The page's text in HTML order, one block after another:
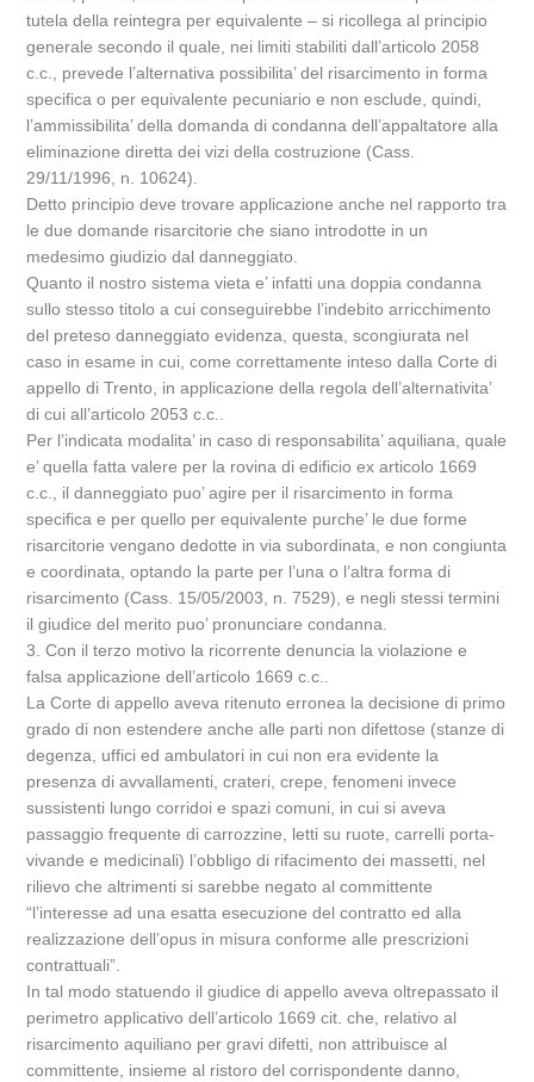
tutela della reintegra per equivalente – si ricollega al principio
generale secondo il quale, nei limiti stabiliti dall’articolo 2058
c.c., prevede l’alternativa possibilita’ del risarcimento in forma
specifica o per equivalente pecuniario e non esclude, quindi,
l’ammissibilita’ della domanda di condanna dell’appaltatore alla
eliminazione diretta dei vizi della costruzione (Cass.
29/11/1996, n. 10624).
Detto principio deve trovare applicazione anche nel rapporto tra
le due domande risarcitorie che siano introdotte in un
medesimo giudizio dal danneggiato.
Quanto il nostro sistema vieta e’ infatti una doppia condanna
sullo stesso titolo a cui conseguirebbe l’indebito arricchimento
del preteso danneggiato evidenza, questa, scongiurata nel
caso in esame in cui, come correttamente inteso dalla Corte di
appello di Trento, in applicazione della regola dell’alternativita’
di cui all’articolo 2053 c.c..
Per l’indicata modalita’ in caso di responsabilita’ aquiliana, quale
e’ quella fatta valere per la rovina di edificio ex articolo 1669
c.c., il danneggiato puo’ agire per il risarcimento in forma
specifica e per quello per equivalente purche’ le due forme
risarcitorie vengano dedotte in via subordinata, e non congiunta
e coordinata, optando la parte per l’una o l’altra forma di
risarcimento (Cass. 15/05/2003, n. 7529), e negli stessi termini
il giudice del merito puo’ pronunciare condanna.
3. Con il terzo motivo la ricorrente denuncia la violazione e
falsa applicazione dell’articolo 1669 c.c..
La Corte di appello aveva ritenuto erronea la decisione di primo
grado di non estendere anche alle parti non difettose (stanze di
degenza, uffici ed ambulatori in cui non era evidente la
presenza di avvallamenti, crateri, crepe, fenomeni invece
sussistenti lungo corridoi e spazi comuni, in cui si aveva
passaggio frequente di carrozzine, letti su ruote, carrelli porta-
vivande e medicinali) l’obbligo di rifacimento dei massetti, nel
rilievo che altrimenti si sarebbe negato al committente
“l’interesse ad una esatta esecuzione del contratto ed alla
realizzazione dell’opus in misura conforme alle prescrizioni
contrattuali”.
In tal modo statuendo il giudice di appello aveva oltrepassato il
perimetro applicativo dell’articolo 1669 cit. che, relativo al
risarcimento aquiliano per gravi difetti, non attribuisce al
committente, insieme al ristoro del corrispondente danno,